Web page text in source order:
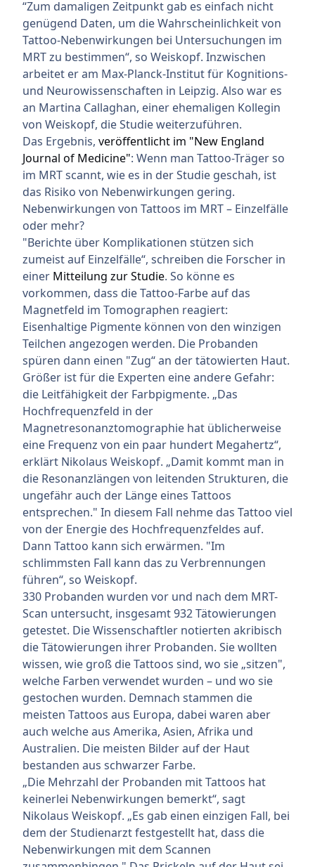
“Zum damaligen Zeitpunkt gab es einfach nicht
genügend Daten, um die Wahrscheinlichkeit von
Tattoo-Nebenwirkungen bei Untersuchungen im
MRT zu bestimmen“, so Weiskopf. Inzwischen
arbeitet er am Max-Planck-Institut für Kognitions-
und Neurowissenschaften in Leipzig. Also war es
an Martina Callaghan, einer ehemaligen Kollegin
von Weiskopf, die Studie weiterzuführen.
Das Ergebnis, veröffentlicht im "New England
Journal of Medicine": Wenn man Tattoo-Träger so
im MRT scannt, wie es in der Studie geschah, ist
das Risiko von Nebenwirkungen gering.
Nebenwirkungen von Tattoos im MRT – Einzelfälle
oder mehr?
"Berichte über Komplikationen stützen sich
zumeist auf Einzelfälle“, schreiben die Forscher in
einer Mitteilung zur Studie. So könne es
vorkommen, dass die Tattoo-Farbe auf das
Magnetfeld im Tomographen reagiert:
Eisenhaltige Pigmente können von den winzigen
Teilchen angezogen werden. Die Probanden
spüren dann einen "Zug“ an der tätowierten Haut.
Größer ist für die Experten eine andere Gefahr:
die Leitfähigkeit der Farbpigmente. „Das
Hochfrequenzfeld in der
Magnetresonanztomographie hat üblicherweise
eine Frequenz von ein paar hundert Megahertz“,
erklärt Nikolaus Weiskopf. „Damit kommt man in
die Resonanzlängen von leitenden Strukturen, die
ungefähr auch der Länge eines Tattoos
entsprechen." In diesem Fall nehme das Tattoo viel
von der Energie des Hochfrequenzfeldes auf.
Dann Tattoo kann sich erwärmen. "Im
schlimmsten Fall kann das zu Verbrennungen
führen“, so Weiskopf.
330 Probanden wurden vor und nach dem MRT-
Scan untersucht, insgesamt 932 Tätowierungen
getestet. Die Wissenschaftler notierten akribisch
die Tätowierungen ihrer Probanden. Sie wollten
wissen, wie groß die Tattoos sind, wo sie „sitzen",
welche Farben verwendet wurden – und wo sie
gestochen wurden. Demnach stammen die
meisten Tattoos aus Europa, dabei waren aber
auch welche aus Amerika, Asien, Afrika und
Australien. Die meisten Bilder auf der Haut
bestanden aus schwarzer Farbe.
„Die Mehrzahl der Probanden mitTattoos hat
keinerlei Nebenwirkungen bemerkt“, sagt
Nikolaus Weiskopf. „Es gab einen einzigen Fall, bei
dem der Studienarzt festgestellt hat, dass die
Nebenwirkungen mit dem Scannen